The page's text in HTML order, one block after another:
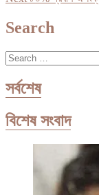
navigation
Search
Search
…
সর্বশেষ
বিশেষ সংবাদ